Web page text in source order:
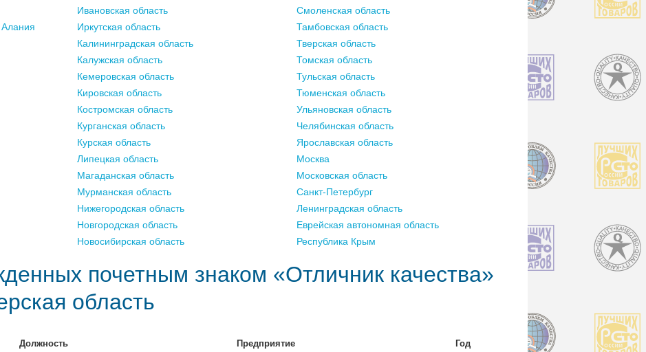
Ивановская область
Смоленская область
Иркутская область
Тамбовская область
Калининградская область
Тверская область
Калужская область
Томская область
Кемеровская область
Тульская область
Кировская область
Тюменская область
Костромская область
Ульяновская область
Курганская область
Челябинская область
Курская область
Ярославская область
Липецкая область
Москва
Магаданская область
Московская область
Мурманская область
Санкт-Петербург
Нижегородская область
Ленинградская область
Новгородская область
Еврейская автономная область
Новосибирская область Республика Крым
почетным знаком «Отличник качества»
область
Должность Предприятие
Год